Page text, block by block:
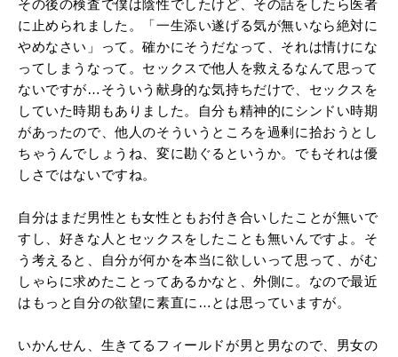
その後の検査で僕は陰性でしたけど、その話をしたら医者
に止められました。「一生添い遂げる気が無いなら絶対に
やめなさい」って。確かにそうだなって、それは情けにな
ってしまうなって。セックスで他人を救えるなんて思って
ないですが…そういう献身的な気持ちだけで、セックスを
していた時期もありました。自分も精神的にシンドい時期
があったので、他人のそういうところを過剰に拾おうとし
ちゃうんでしょうね、変に勘ぐるというか。でもそれは優
しさではないですね。
自分はまだ男性とも女性ともお付き合いしたことが無いで
すし、好きな人とセックスをしたことも無いんですよ。そ
う考えると、自分が何かを本当に欲しいって思って、がむ
しゃらに求めたことってあるかなと、外側に。なので最近
はもっと自分の欲望に素直に…とは思っていますが。
いかんせん、生きてるフィールドが男と男なので、男女の